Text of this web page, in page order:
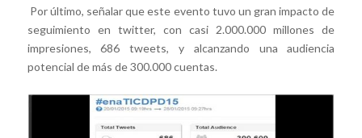
Por último, señalar que este evento tuvo un gran impacto de
seguimiento en twitter, con casi 2.000.000 millones de
impresiones, 686 tweets, y alcanzando una audiencia
potencial de más de 300.000 cuentas.